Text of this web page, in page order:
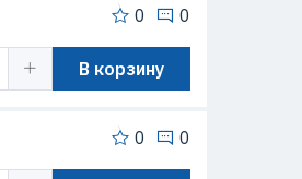
0 0
В корзину
0 0